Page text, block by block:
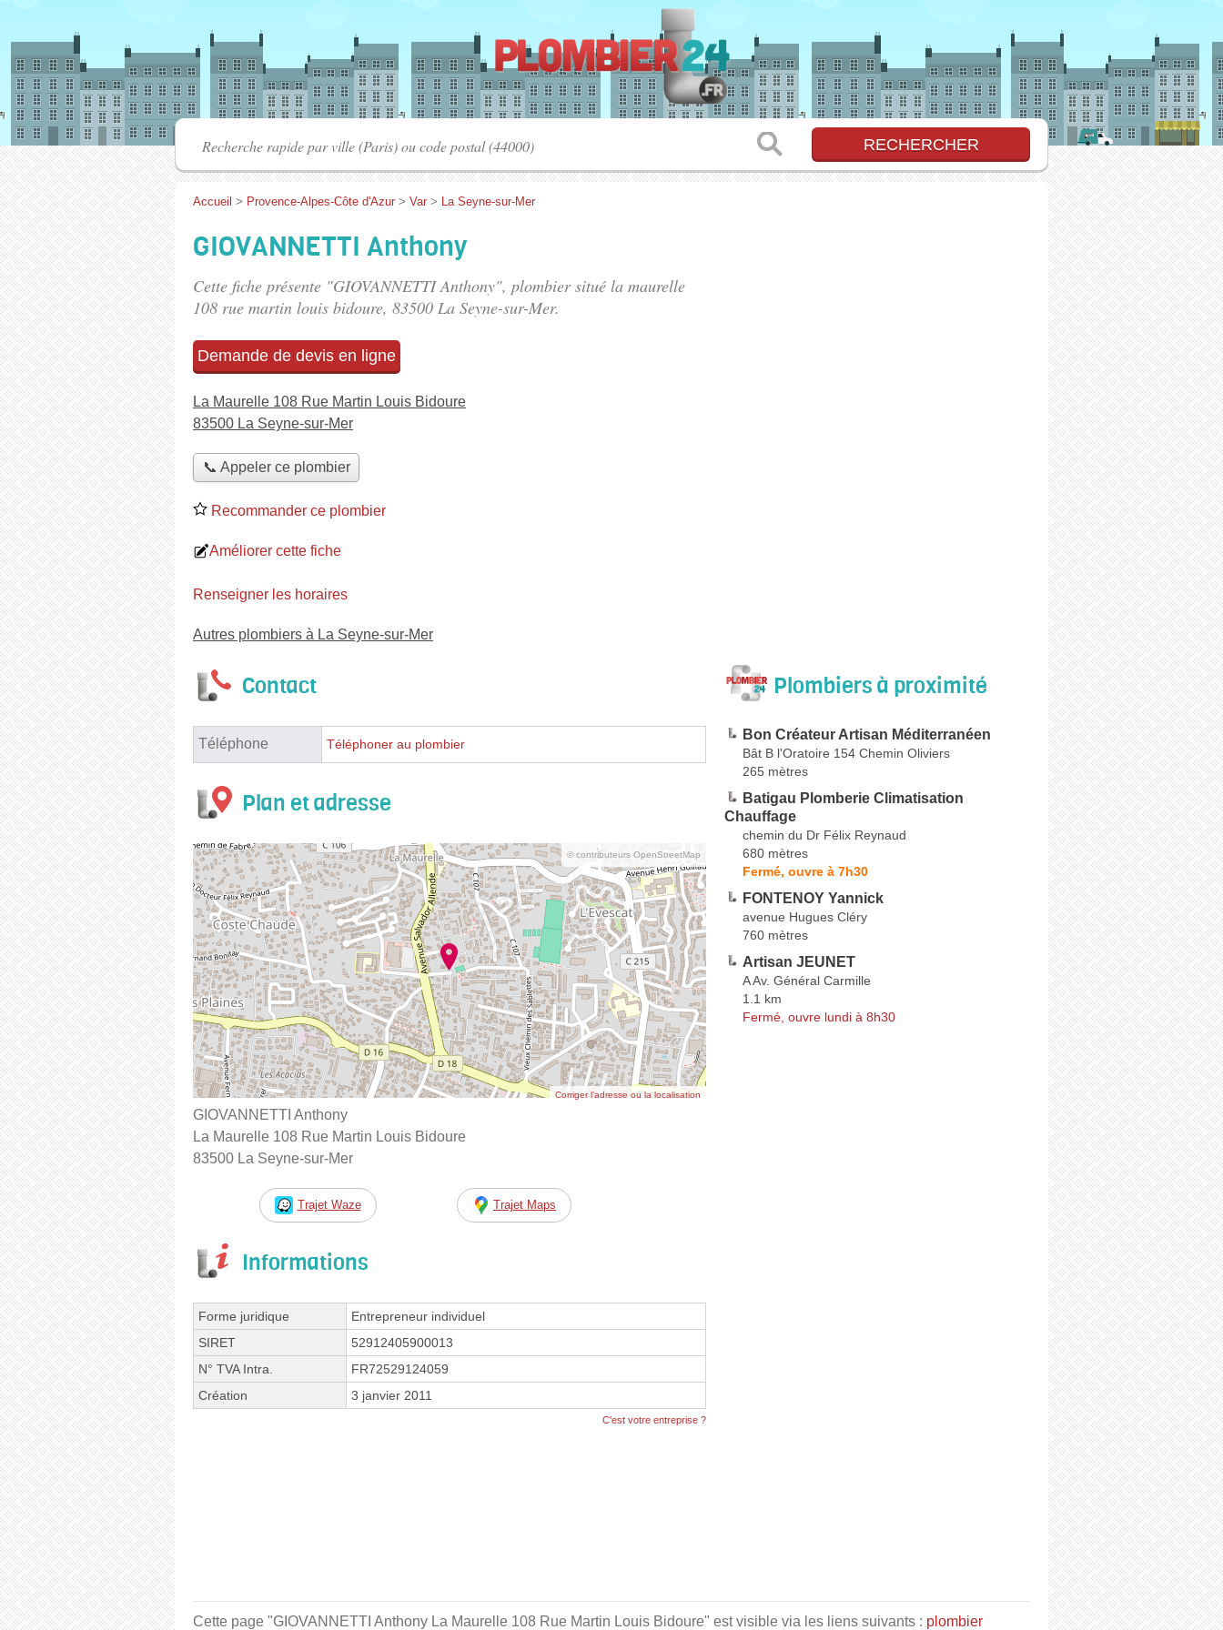
Accueil > Provence-Alpes-Côte d'Azur > Var > La Seyne-sur-Mer
GIOVANNETTI Anthony
Cette fiche présente "GIOVANNETTI Anthony", plombier situé la maurelle
108 rue martin louis bidoure, 83500 La Seyne-sur-Mer.
Demande de devis en ligne
La Maurelle 108 Rue Martin Louis Bidoure
83500 La Seyne-sur-Mer
📞 Appeler ce plombier
Recommander ce plombier
Améliorer cette fiche
Renseigner les horaires
Autres plombiers à La Seyne-sur-Mer
Contact
Téléphone Téléphoner au plombier
Plan et adresse
© contributeurs OpenStreetMap
Corriger l’adresse ou la localisation
GIOVANNETTI Anthony
La Maurelle 108 Rue Martin Louis Bidoure
83500 La Seyne-sur-Mer
Trajet Waze Trajet Maps
Informations
Forme juridique
Entrepreneur individuel
SIRET
52912405900013
N° TVA Intra.
FR72529124059
Création
3 janvier 2011
C'est votre entreprise ?
Plombiers à proximité
Bon Créateur Artisan Méditerranéen
Bât B l'Oratoire 154 Chemin Oliviers
265 mètres
Batigau Plomberie Climatisation
Chauffage
chemin du Dr Félix Reynaud
680 mètres
Fermé, ouvre à 7h30
FONTENOY Yannick
avenue Hugues Cléry
760 mètres
Artisan JEUNET
A Av. Général Carmille
1.1 km
Fermé, ouvre lundi à 8h30
Cette page "GIOVANNETTI Anthony La Maurelle 108 Rue Martin Louis Bidoure" est visible via les liens suivants : plombier